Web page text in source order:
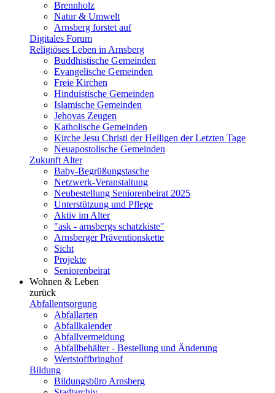
Brennholz
Natur & Umwelt
Arnsberg forstet auf
Digitales Forum
Religiöses Leben in Arnsberg
Buddhistische Gemeinden
Evangelische Gemeinden
Freie Kirchen
Hinduistische Gemeinden
Islamische Gemeinden
Jehovas Zeugen
Katholische Gemeinden
Kirche Jesu Christi der Heiligen der Letzten Tage
Neuapostolische Gemeinden
Zukunft Alter
Baby-Begrüßungstasche
Netzwerk-Veranstaltung
Neubestellung Seniorenbeirat 2025
Unterstützung und Pflege
Aktiv im Alter
"ask - arnsbergs schatzkiste"
Arnsberger Präventionskette
Sicht
Projekte
Seniorenbeirat
Wohnen & Leben
zurück
Abfallentsorgung
Abfallarten
Abfallkalender
Abfallvermeidung
Abfallbehälter - Bestellung und Änderung
Wertstoffbringhof
Bildung
Bildungsbüro Arnsberg